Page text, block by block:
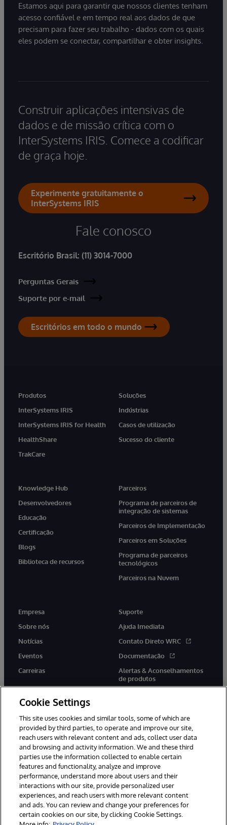
Estamos aqui para garantir que nossos clientes tenham
acesso confiável e em tempo real aos dados de que
precisam para fazer seu trabalho - dados com os quais
eles podem se conectar, compartilhar e obter insights.
Construir aplicações intensivas de
dados e de missão crítica com o
InterSystems IRIS. Comece a codificar
de graça hoje.
Experimente gratuitamente o
InterSystems IRIS
Fale conosco
Escritório Brasil: (11) 3014-7000
Perguntas Gerais
Suporte por e-mail
Escritórios em todo o mundo
Produtos
InterSystems IRIS
InterSystems IRIS for Health
HealthShare
TrakCare
Soluções
Indústrias
Casos de utilização
Sucesso do cliente
Knowledge Hub
Desenvolvedores
Educação
Certificação
Blogs
Biblioteca de recursos
Parceiros
Programa de parceiros de
integração de sistemas
Parceiros de Implementação
Parceiros em Soluções
Programa de parceiros
tecnológicos
Parceiros na Nuvem
Empresa
Sobre nós
Notícias
Eventos
Carreiras
Suporte
Ajuda Imediata
Contato Direto WRC
Documentação
Alertas & Aconselhamentos
de produtos
twitter youtubefacebooklinkedin
© 1996-2022 InterSystems Corporation, Boston, MA. Todos os
direitos reservados.
Avisos/Termos & Condições
Declaração de Privacidade
Garantia
Acessibilidade
Cookie Settings
This site uses cookies and similar tools, some of which are
provided by third parties, to operate and improve our site,
reach users with relevant content and ads, collect user data
and browsing and activity information. We and these third
parties use the information collected to enable certain
features and functionality, analyze and improve
performance, understand more about users and their
interactions with our site, provide personalized user
experiences, and reach users with more relevant content
and ads. You can review and change your preferences for
certain cookies on our site, by clicking Cookie Settings.